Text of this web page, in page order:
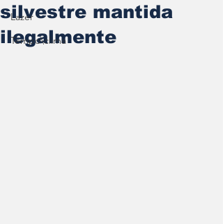
Lazer
Tempo\clima
silvestre mantida
ilegalmente